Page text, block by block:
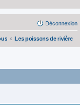
Déconnexion
Les poissons de rivière